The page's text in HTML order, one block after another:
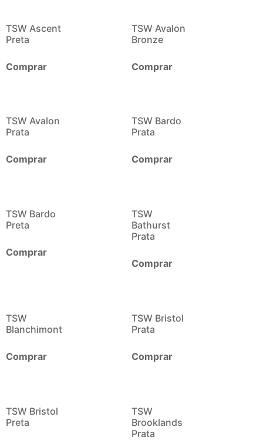
TSW Ascent
Preta
Comprar
TSW Avalon
Bronze
Comprar
TSW Avalon
Prata
Comprar
TSW Bardo
Prata
Comprar
TSW Bardo
Preta
Comprar
TSW
Bathurst
Prata
Comprar
TSW
Blanchimont
Comprar
TSW Bristol
Prata
Comprar
TSW Bristol
Preta
TSW
Brooklands
Prata